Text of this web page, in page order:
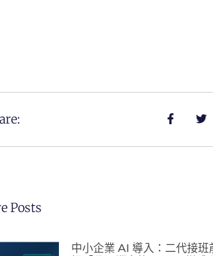
Posts
中小企業 AI 導入：二代接班